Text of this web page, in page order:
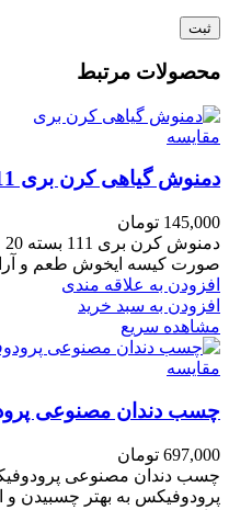
محصولات مرتبط
مقایسه
دمنوش گیاهی کرن بری 111 بسته 20 عددی
145,000 تومان
صورت کیسه ایخوش طعم و
افزودن به علاقه مندی
افزودن به سبد خرید
مشاهده سریع
مقایسه
چسب دندان مصنوعی
697,000 تومان
چسب دندان مصنوعی
پرودوفیکس به بهتر چسبیدن و